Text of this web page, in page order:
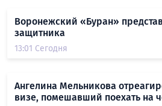
Воронежский «Буран»
защитника
13:01 Сегодня
Ангелина Мельникова
визе, помешавший поехать на